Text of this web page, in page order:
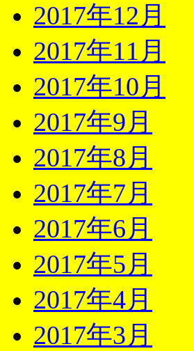
2017年12月
2017年11月
2017年10月
2017年9月
2017年8月
2017年7月
2017年6月
2017年5月
2017年4月
2017年3月